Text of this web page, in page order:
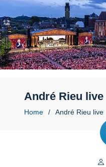
André Rieu live
Home André Rieu live